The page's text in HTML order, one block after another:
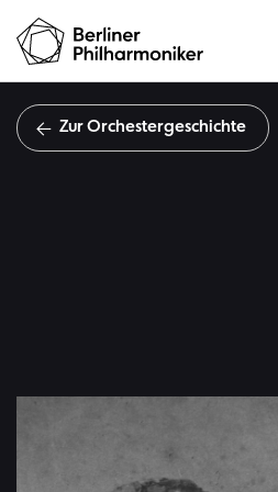
Zur Orchestergeschichte